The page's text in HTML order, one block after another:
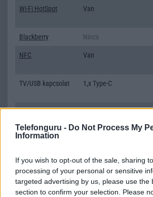
Telefonguru - Do Not Process My
Information
If you wish to opt-out of the sale, sharing
processing of your personal or sensitive
targeted advertising by us, please use the
section to confirm your selection. Please
Wi-Fi HotSpot Van
Blackberry Nincs
NFC Van
TV/USB kapcsolat 1,x Type-C
GPS
aGPS (USA), Glonass
(EU), QZSS (Japán)
Push to Talk Nincs